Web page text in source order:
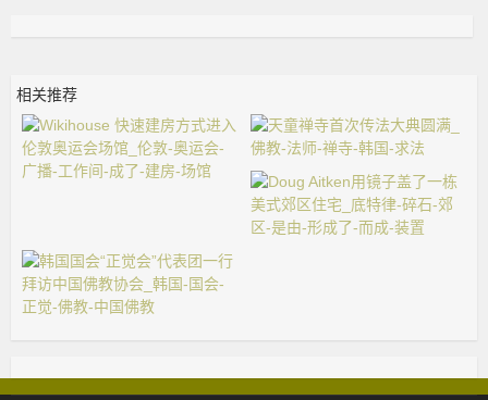
相关推荐
天童禅寺首次传法大典圆
满_佛教-法